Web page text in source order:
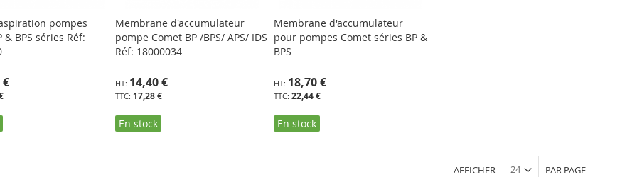
pompes
& BPS séries Réf:
€
Membrane d'accumulateur
pompe Comet BP /BPS/ APS/ IDS
Réf: 18000034
17,28 €
14,40 €
En stock
Membrane d'accumulateur
pour pompes Comet séries BP &
BPS
22,44 €
18,70 €
En stock
AFFICHER PAR PAGE